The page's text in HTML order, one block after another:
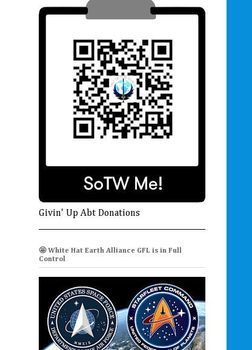
Givin' Up Abt Donations
🤩 White Hat Earth Alliance GFL is in Full
Control